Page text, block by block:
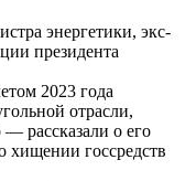
энергетики, экс-
президента
2023 года
отрасли,
рассказали о его
хищении госсредств